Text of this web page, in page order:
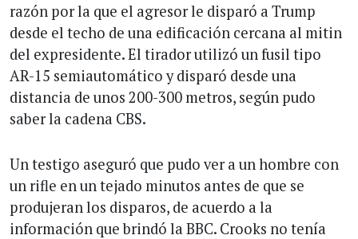
razón por la que el agresor le disparó a Trump
desde el techo de una edificación cercana al mitin
del expresidente. El tirador utilizó un fusil tipo
AR-15 semiautomático y disparó desde una
distancia de unos 200-300 metros, según pudo
saber la cadena CBS.
Un testigo aseguró que pudo ver a un hombre con
un rifle en un tejado minutos antes de que se
produjeran los disparos, de acuerdo a la
información que brindó la BBC. Crooks no tenía